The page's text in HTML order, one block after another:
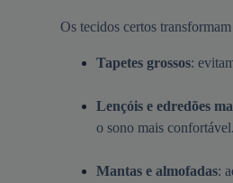
Os tecidos certos
Tapetes grossos:
Lençóis e edredões
o sono mais confortável.
Mantas e almofadas: